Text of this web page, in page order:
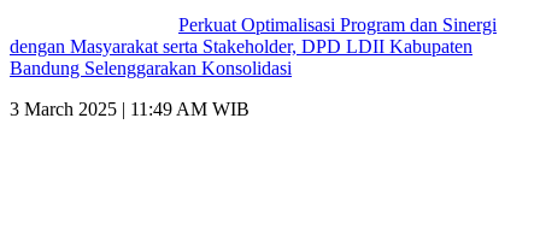
Perkuat Optimalisasi Program dan Sinergi
dengan Masyarakat serta Stakeholder, DPD LDII Kabupaten
Bandung Selenggarakan Konsolidasi
3 March 2025 | 11:49 AM WIB